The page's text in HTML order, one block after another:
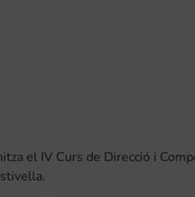
el IV Curs de Direcció i